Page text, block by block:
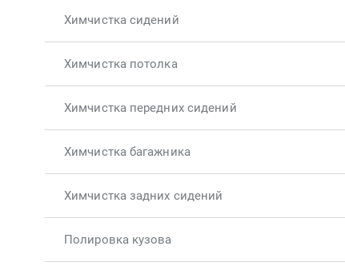
Химчистка сидений
Химчистка потолка
Химчистка передних сидений
Химчистка багажника
Химчистка задних сидений
Полировка кузова